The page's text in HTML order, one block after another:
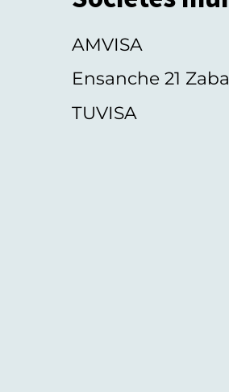
AMVISA
Ensanche 21
TUVISA